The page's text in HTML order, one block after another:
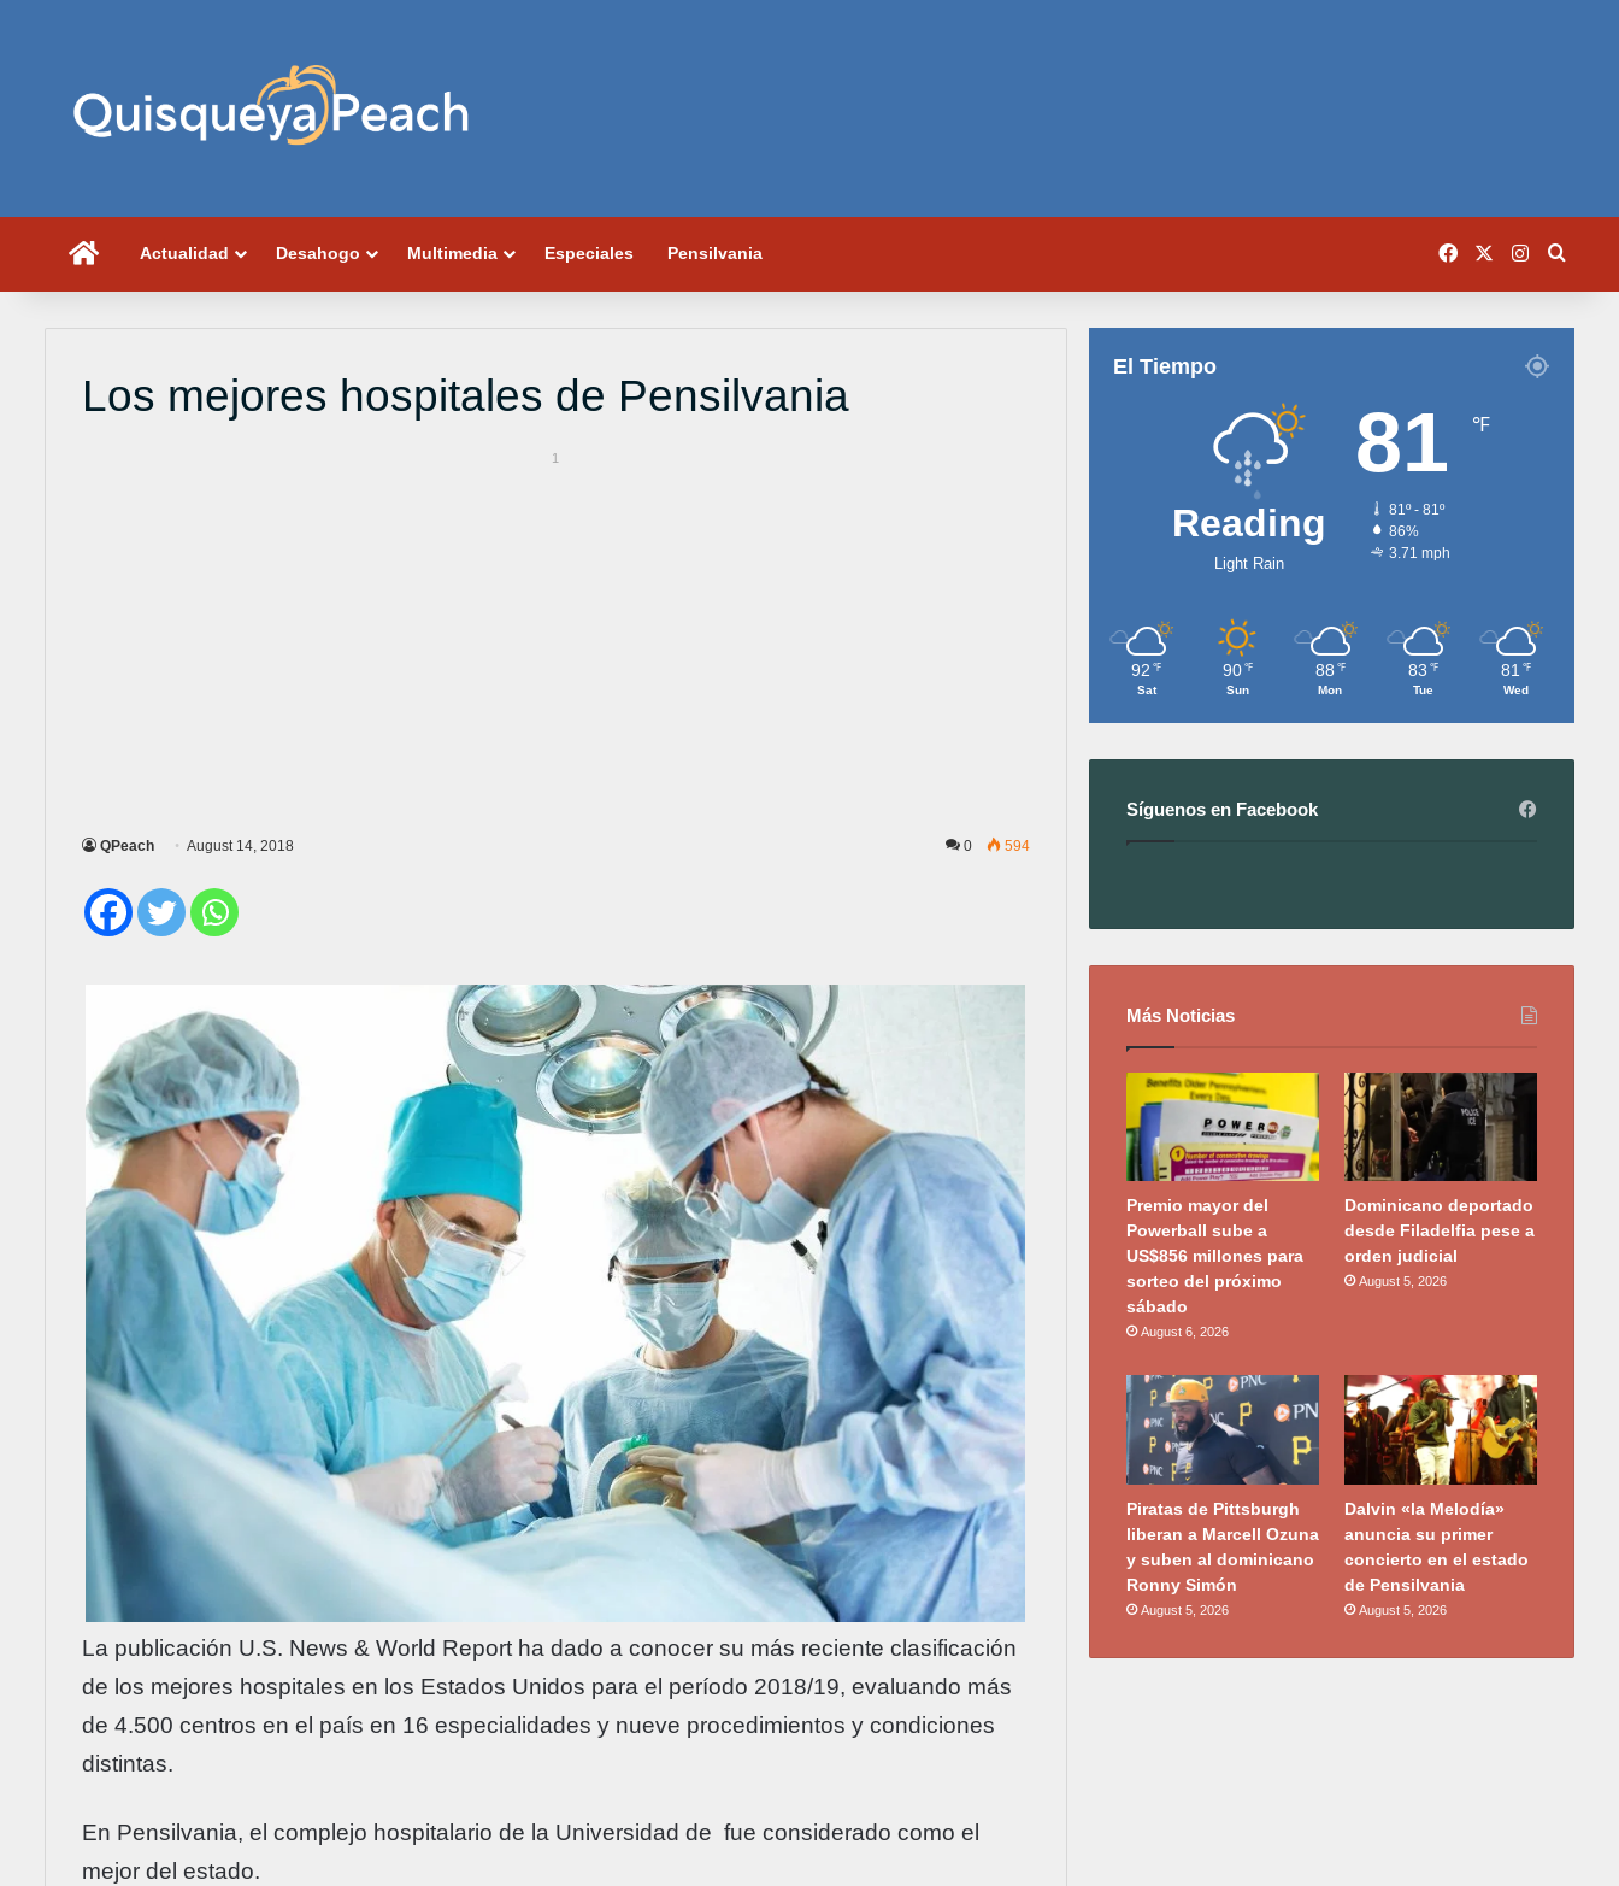
PortadaActualidad Desahogo Multimedia Especiales Pensilvania Facebook Instagram
Los mejores hospitales de Pensilvania
1
QPeach August 14, 2018 0 594
La publicación U.S. News & World Report ha dado a conocer su más reciente clasificación
de los mejores hospitales en los Estados Unidos para el período 2018/19, evaluando más
de 4.500 centros en el país en 16 especialidades y nueve procedimientos y condiciones
distintas.
En Pensilvania, el complejo hospitalario de la Universidad de fue considerado como el
mejor del estado.
El Tiempo
Reading
Light Rain
81 ℉
81º - 81º
86%
3.71 mph
92 ℉
Sat
90 ℉
Sun
88 ℉
Mon
83 ℉
Tue
81 ℉
Wed
Síguenos en Facebook
Más Noticias
Premio mayor del
Powerball sube a
US$856 millones para
sorteo del próximo
sábado
August 6, 2026
Dominicano deportado
desde Filadelfia pese a
orden judicial
August 5, 2026
Piratas de Pittsburgh
liberan a Marcell Ozuna
y suben al dominicano
Ronny Simón
August 5, 2026
Dalvin «la Melodía»
anuncia su primer
concierto en el estado
de Pensilvania
August 5, 2026